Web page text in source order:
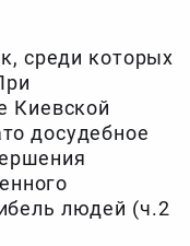
среди которых
Киевской
досудебное
людей (ч.2